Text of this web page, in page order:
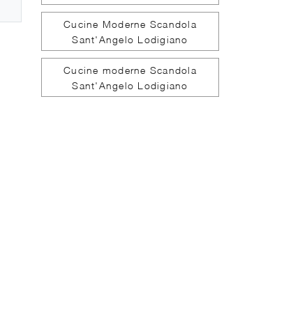
Cucine Moderne Scandola
Sant'Angelo Lodigiano
Cucine moderne Scandola
Sant'Angelo Lodigiano